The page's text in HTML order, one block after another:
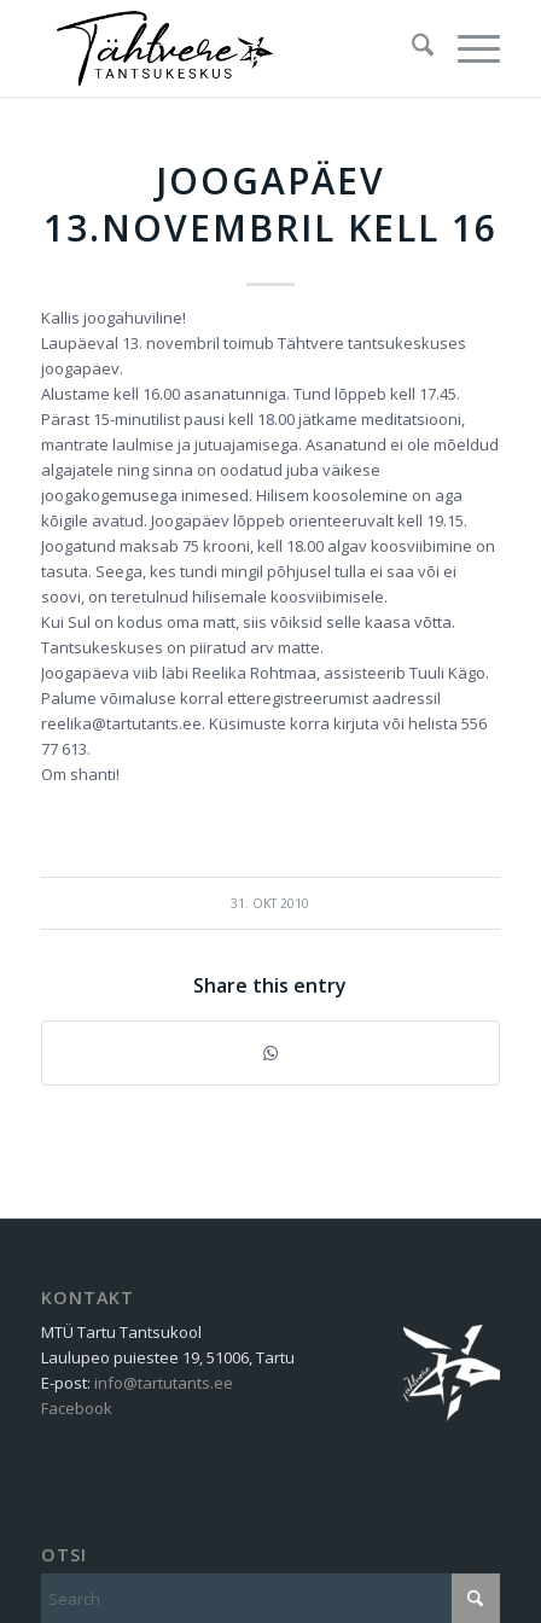
JOOGAPÄEV
13.NOVEMBRIL KELL 16
Kallis joogahuviline!
Laupäeval 13. novembril toimub Tähtvere tantsukeskuses
joogapäev.
Alustame kell 16.00 asanatunniga. Tund lõppeb kell 17.45.
Pärast 15-minutilist pausi kell 18.00 jätkame meditatsiooni,
mantrate laulmise ja jutuajamisega. Asanatund ei ole mõeldud
algajatele ning sinna on oodatud juba väikese
joogakogemusega inimesed. Hilisem koosolemine on aga
kõigile avatud. Joogapäev lõppeb orienteeruvalt kell 19.15.
Joogatund maksab 75 krooni, kell 18.00 algav koosviibimine on
tasuta. Seega, kes tundi mingil põhjusel tulla ei saa või ei
soovi, on teretulnud hilisemale koosviibimisele.
Kui Sul on kodus oma matt, siis võiksid selle kaasa võtta.
Tantsukeskuses on piiratud arv matte.
Joogapäeva viib läbi Reelika Rohtmaa, assisteerib Tuuli Kägo.
Palume võimaluse korral etteregistreerumist aadressil
reelika@tartutants.ee. Küsimuste korra kirjuta või helista 556
77 613.
Om shanti!
31. OKT 2010
Share this entry
KONTAKT
MTÜ Tartu Tantsukool
Laulupeo puiestee 19, 51006, Tartu
E-post: info@tartutants.ee
Facebook
OTSI